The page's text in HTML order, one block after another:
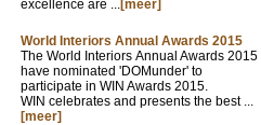
excellence are ...[meer]
World Interiors Annual Awards 2015
The World Interiors Annual Awards 2015
have nominated 'DOMunder' to
participate in WIN Awards 2015.
WIN celebrates and presents the best ...
[meer]